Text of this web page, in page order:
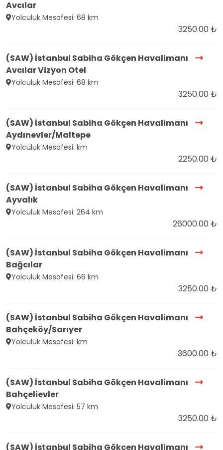
Avcılar
Yolculuk Mesafesi: 68 km
3250.00 ₺
(SAW) İstanbul Sabiha Gökçen Havalimanı
Avcılar Vizyon Otel
Yolculuk Mesafesi: 68 km
3250.00 ₺
(SAW) İstanbul Sabiha Gökçen Havalimanı
Aydınevler/Maltepe
Yolculuk Mesafesi: km
2250.00 ₺
(SAW) İstanbul Sabiha Gökçen Havalimanı
Ayvalık
Yolculuk Mesafesi: 264 km
26000.00 ₺
(SAW) İstanbul Sabiha Gökçen Havalimanı
Bağcılar
Yolculuk Mesafesi: 66 km
3250.00 ₺
(SAW) İstanbul Sabiha Gökçen Havalimanı
Bahçeköy/Sarıyer
Yolculuk Mesafesi: km
3600.00 ₺
(SAW) İstanbul Sabiha Gökçen Havalimanı
Bahçelievler
Yolculuk Mesafesi: 57 km
3250.00 ₺
(SAW) İstanbul Sabiha Gökçen Havalimanı